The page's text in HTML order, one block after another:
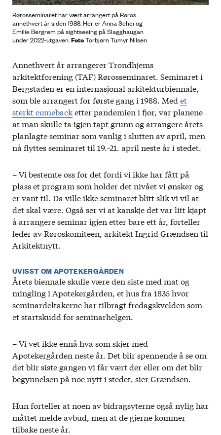
Rørosseminaret har vært arrangert på Røros
annethvert år siden 1988. Her er Anna Schei og
Emilie Bergrem på sightseeing på Slagghaugan
under 2022-utgaven. FotoTorbjørn Tumyr Nilsen
Annethvert år arrangerer Trondhjems
arkitektforening (TAF) Rørosseminaret. Seminaret i
Bergstaden er en internasjonal arkitekturbiennale,
som ble arrangert for første gang i 1988. Med et
sterkt comebacketter pandemien i fjor, var planene
at man skulle ta igjen tapt grunn og arrangere årets
planlagte seminar som vanlig i slutten av april, men
nå flyttes seminaret til 19.-21. april neste år i stedet.
– Vi bestemte oss for det fordi vi ikke har fått på
plass et program som holder det nivået vi ønsker og
er vant til. Da ville ikke seminaret blitt slik vi vil at
det skal være. Også ser vi at kanskje det var litt kjapt
å arrangere seminar igjen etter bare ett år, forteller
leder av Røroskomiteen, arkitekt Ingrid Grændsen til
Arkitektnytt.
UVISST OM APOTEKERGÅRDEN
Årets biennale skulle være den siste med mat og
mingling i Apotekergården, et hus fra 1835 hvor
seminardeltakerne har tilbragt fredagskvelden som
et startskudd for seminarhelgen.
– Vi vet ikke ennå hva som skjer med
Apotekergården neste år. Det blir spennende å se om
det blir siste gangen vi får vært der eller om det blir
begynnelsen på noe nytt i stedet, sier Grændsen.
Hun forteller at noen av bidragsyterne også nylig har
måttet melde avbud, men at de gjerne kommer
tilbake neste år.